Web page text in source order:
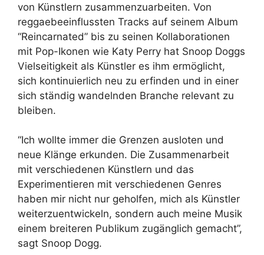
von Künstlern zusammenzuarbeiten. Von
reggaebeeinflussten Tracks auf seinem Album
“Reincarnated” bis zu seinen Kollaborationen
mit Pop-Ikonen wie Katy Perry hat Snoop Doggs
Vielseitigkeit als Künstler es ihm ermöglicht,
sich kontinuierlich neu zu erfinden und in einer
sich ständig wandelnden Branche relevant zu
bleiben.
“Ich wollte immer die Grenzen ausloten und
neue Klänge erkunden. Die Zusammenarbeit
mit verschiedenen Künstlern und das
Experimentieren mit verschiedenen Genres
haben mir nicht nur geholfen, mich als Künstler
weiterzuentwickeln, sondern auch meine Musik
einem breiteren Publikum zugänglich gemacht”,
sagt Snoop Dogg.